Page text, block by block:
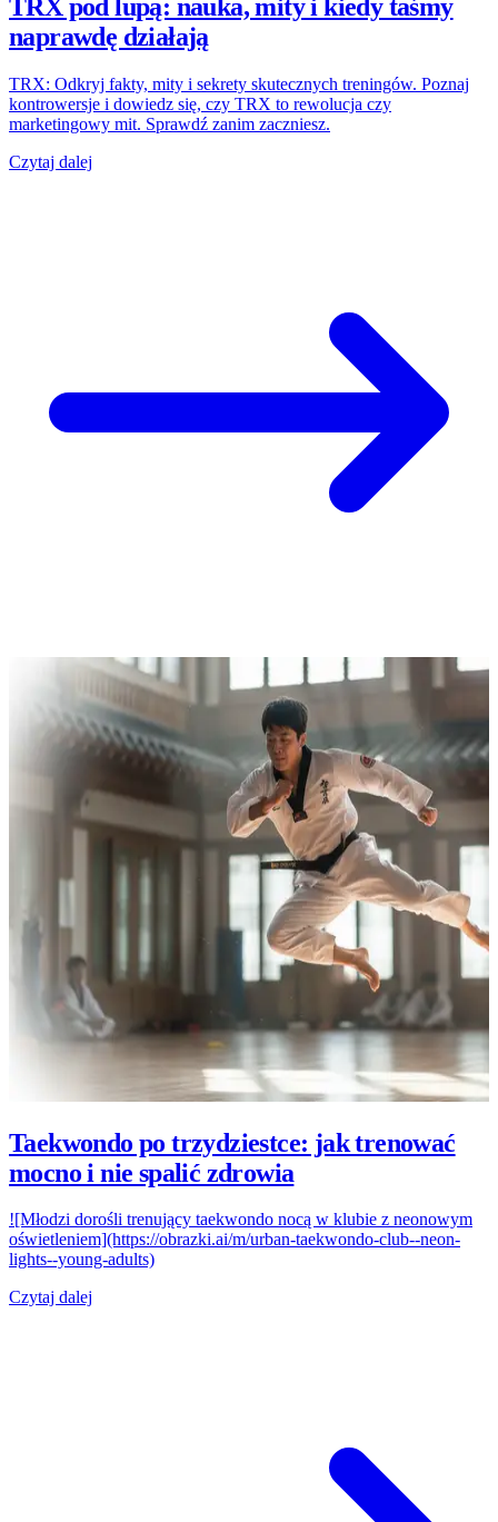
TRX pod lupą: nauka, mity i kiedy taśmy
naprawdę działają
TRX: Odkryj fakty, mity i sekrety skutecznych treningów. Poznaj
kontrowersje i dowiedz się, czy TRX to rewolucja czy
marketingowy mit. Sprawdź zanim zaczniesz.
Czytaj dalej
Taekwondo po trzydziestce: jak trenować
mocno i nie spalić zdrowia
![Młodzi dorośli trenujący taekwondo nocą w klubie z neonowym
oświetleniem](https://obrazki.ai/m/urban-taekwondo-club--neon-
lights--young-adults)
Czytaj dalej